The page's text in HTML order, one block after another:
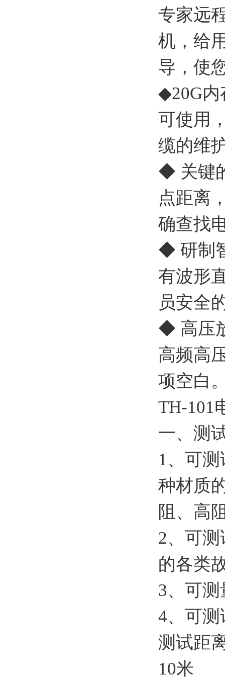
专家远
机，给
导，使
◆20G
可使用
缆的维
◆ 关键
点距离
确查找
◆ 研制
有波形
员安全
◆ 高压
高频高
项空白
TH-101
一、测
1、 可测
种材质
阻、高
2、 可测
的各类
3、 可测
4、 可测
测试距
10米